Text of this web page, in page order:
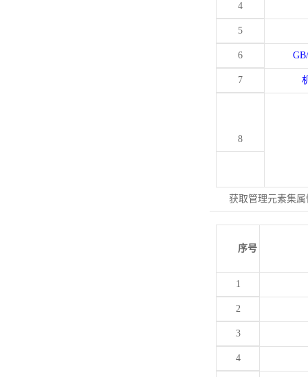
4
5
6
7
8
获取管理元素集
序号
1
2
3
4